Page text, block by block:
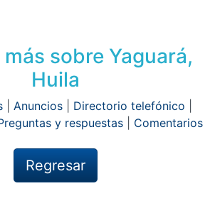
sobre Yaguará,
Huila
| Anuncios| Directorio telefónico
y respuestas| Comentarios
Regresar